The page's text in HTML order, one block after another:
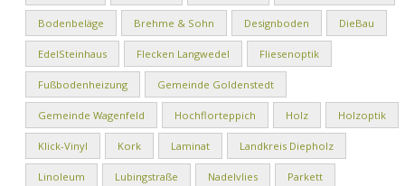
Bodenbeläge Brehme & Sohn Designboden DieBau
EdelSteinhaus Flecken Langwedel Fliesenoptik
Fußbodenheizung Gemeinde Goldenstedt
Gemeinde Wagenfeld Hochflorteppich Holz Holzoptik
Klick-Vinyl Kork Laminat Landkreis Diepholz
Linoleum Lubingstraße Nadelvlies Parkett